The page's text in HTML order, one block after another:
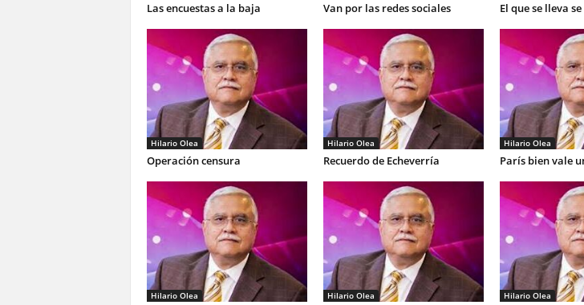
Las encuestas a la baja Van por las redes sociales El que se lleva
Hilario Olea
Operación censura
Hilario Olea
Recuerdo de Echeverría
Hilario Olea
París bien vale
Hilario Olea Hilario Olea Hilario Olea